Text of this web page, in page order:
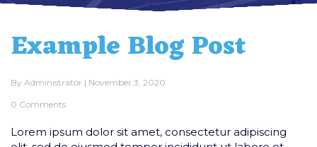
Example Blog Post
By Administrator | November 3, 2020
0 Comments
Lorem ipsum dolor sit amet, consectetur adipiscing